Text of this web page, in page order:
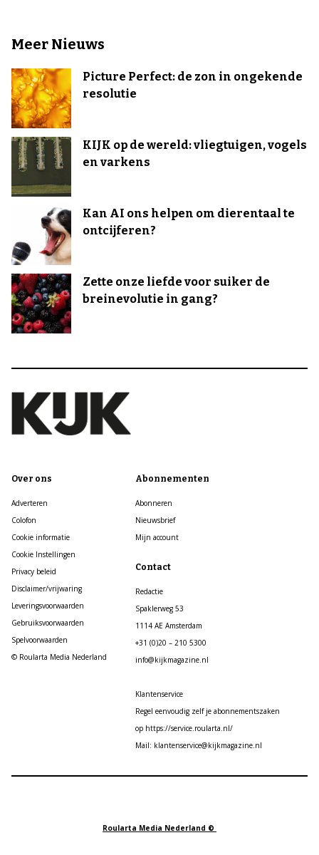
Meer Nieuws
Picture Perfect: de zon in ongekende
resolutie
KIJK op de wereld: vliegtuigen, vogels
en varkens
Kan AI ons helpen om dierentaal te
ontcijferen?
Zette onze liefde voor suiker de
breinevolutie in gang?
Over ons
Adverteren
Colofon
Cookie informatie
Cookie Instellingen
Privacy beleid
Disclaimer/vrijwaring
Leveringsvoorwaarden
Gebruiksvoorwaarden
Spelvoorwaarden
© Roularta Media Nederland
Abonnementen
Abonneren
Nieuwsbrief
Mijn account
Contact
Redactie
Spaklerweg 53
1114 AE Amsterdam
+31 (0)20 – 210 5300
info@kijkmagazine.nl
Klantenservice
Regel eenvoudig zelf je abonnementszaken
op https://service.roularta.nl/
Mail: klantenservice@kijkmagazine.nl
Roularta Media Nederland ©